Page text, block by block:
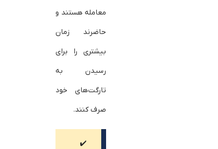
معامله هستند و
حاضرند زمان
بیشتری را برای
رسیدن به
تارگت‌های خود
صرف کنند.
✔️